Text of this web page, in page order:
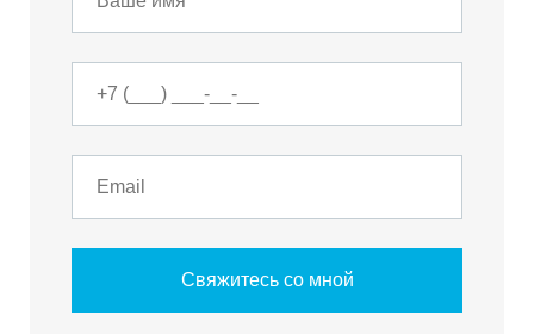
Свяжитесь со мной